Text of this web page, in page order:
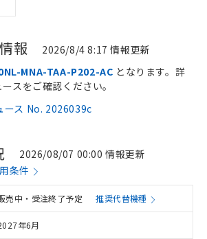
報 2026/8/4 8:17 情報更新
ース No. 2026039c
MNA-TAA-P202-AC となります。詳
スをご確認ください。
2026/08/07 00:00 情報更新
条件
売中・受注終了予定 推奨代替機種
年6月